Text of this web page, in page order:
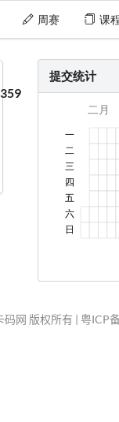
周赛 课
提交统计
网 版权所有 | 粤ICP